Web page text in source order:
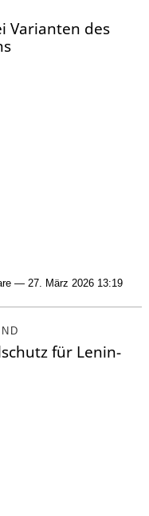
Varianten des
— 27. März 2026 13:19
für Lenin-